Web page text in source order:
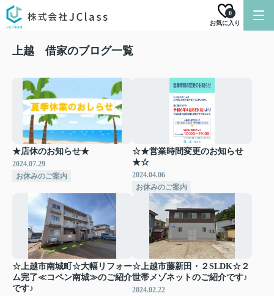
お気に入り
0
上越 借家のブログ一覧
★店休のお知らせ★
2024.07.29
お休みのご案内
☆★営業時間変更のお知らせ
★☆
2024.04.06
お休みのご案内
☆上越市南城町☆大幅リフォー
ム完了≪コペン南城≫のご紹介
です♪
☆上越市藤新田・２SLDK☆２
世帯メゾネットのご紹介です♪
2024.02.22